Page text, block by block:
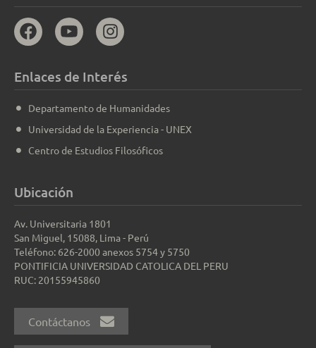
Enlaces de Interés
Departamento de Humanidades
Universidad de la Experiencia - UNEX
Centro de Estudios Filosóficos
Ubicación
Av. Universitaria 1801
San Miguel, 15088, Lima - Perú
Teléfono: 626-2000 anexos 5754 y 5750
PONTIFICIA UNIVERSIDAD CATOLICA DEL PERU
RUC: 20155945860
Contáctanos